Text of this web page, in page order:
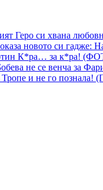
Геро си хвана
новото си гадже:
К*ра… за к*ра!
не се венча за
и не го